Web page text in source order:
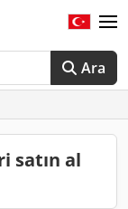
Ara
satın al